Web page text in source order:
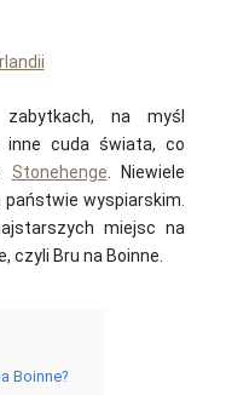
na myśl
inne cuda świata, co
Stonehenge . Niewiele
państwie wyspiarskim.
miejsc na
czyli Bru na Boinne.
Boinne?